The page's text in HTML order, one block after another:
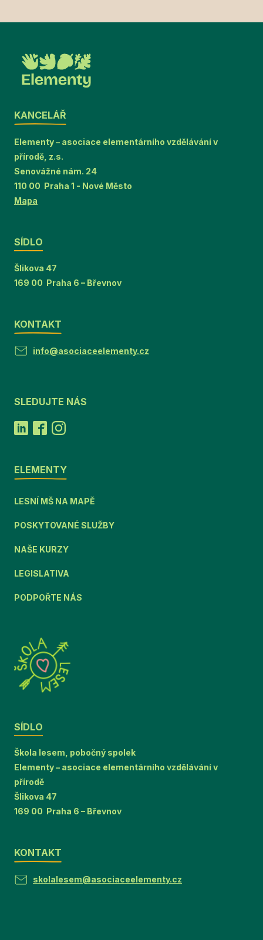
KANCELÁŘ
Elementy – asociace elementárního vzdělávání v
přírodě, z.s.
Senovážné nám. 24
110 00 Praha 1 - Nové Město
Mapa
SÍDLO
Šlikova 47
169 00 Praha 6 – Břevnov
KONTAKT
info@asociaceelementy.cz
SLEDUJTE NÁS
ELEMENTY
LESNÍ MŠ NA MAPĚ
POSKYTOVANÉ SLUŽBY
NAŠE KURZY
LEGISLATIVA
PODPOŘTE NÁS
SÍDLO
Škola lesem, pobočný spolek
Elementy – asociace elementárního vzdělávání v
přírodě
Šlikova 47
169 00 Praha 6 – Břevnov
KONTAKT
skolalesem@asociaceelementy.cz